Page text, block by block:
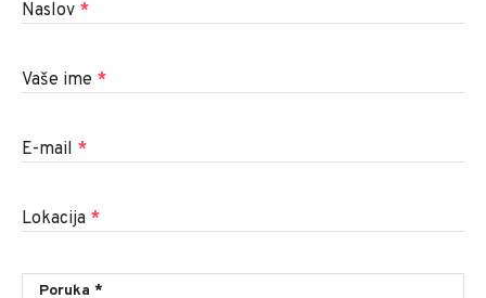
Naslov *
Vaše ime *
E-mail *
Lokacija *